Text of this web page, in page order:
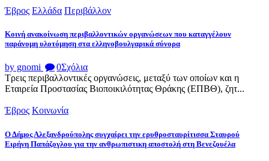
Έβρος Ελλάδα Περιβάλλον
Κοινή ανακοίνωση περιβαλλοντικών οργανώσεων που καταγγέλουν
παράνομη υλοτόμηση στα ελληνοβουλγαρικά σύνορα
by gnomi 0Σχόλια
Τρεις περιβαλλοντικές οργανώσεις, μεταξύ των οποίων και η
Εταιρεία Προστασίας Βιοποικιλότητας Θράκης (ΕΠΒΘ), ζητ...
Έβρος Κοινωνία
Ο Δήμος Αλεξανδρούπολης συγχαίρει την ερυθροσταυρίτισσα Σταυρού
Ειρήνη Παπάζογλου για την ανθρωπιστικη αποστολή στη Βενεζουέλα